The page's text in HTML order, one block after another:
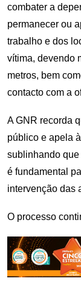
combater a
permanecer ou
trabalho e dos
vítima, devendo
metros, bem
contacto com a
A GNR recorda
público e apela
sublinhando
é fundamental
intervenção das
O processo